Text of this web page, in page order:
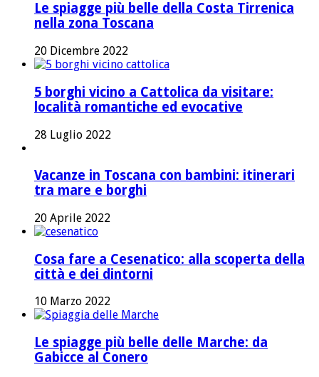
Le spiagge più belle della Costa Tirrenica
nella zona Toscana
20 Dicembre 2022
5 borghi vicino a Cattolica da visitare:
località romantiche ed evocative
28 Luglio 2022
Vacanze in Toscana con bambini: itinerari
tra mare e borghi
20 Aprile 2022
Cosa fare a Cesenatico: alla scoperta della
città e dei dintorni
10 Marzo 2022
Le spiagge più belle delle Marche: da
Gabicce al Conero